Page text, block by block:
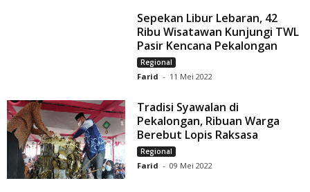
Sepekan Libur Lebaran, 42
Ribu Wisatawan Kunjungi TWL
Pasir Kencana Pekalongan
Regional
Farid - 11 Mei 2022
Tradisi Syawalan di
Pekalongan, Ribuan Warga
Berebut Lopis Raksasa
Regional
Farid - 09 Mei 2022